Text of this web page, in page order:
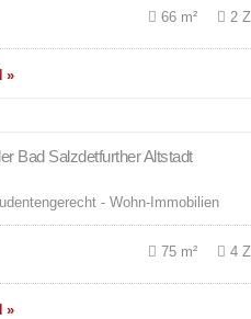
66 m² 2
»
Bad Salzdetfurther Altstadt
- Wohn-Immobilien
75 m² 4
»